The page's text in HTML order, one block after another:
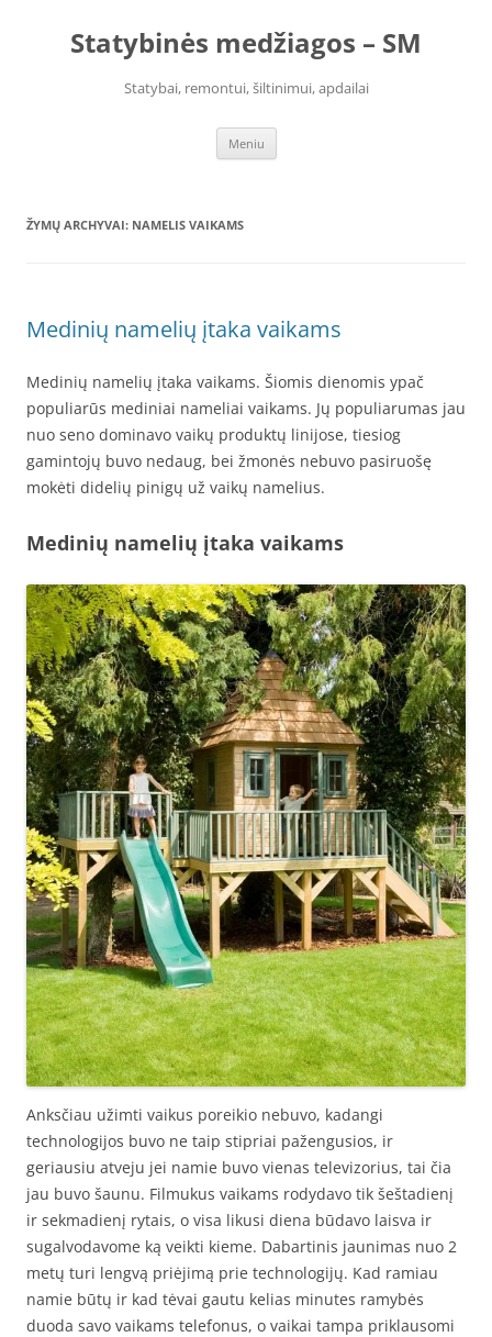
turinioStatybinės medžiagos – SM
Statybai, remontui, šiltinimui, apdailai
Meniu
ŽYMŲ ARCHYVAI: NAMELIS VAIKAMS
Medinių namelių įtaka vaikams
Medinių namelių įtaka vaikams. Šiomis dienomis ypač
populiarūs mediniai nameliai vaikams. Jų populiarumas jau
nuo seno dominavo vaikų produktų linijose, tiesiog
gamintojų buvo nedaug, bei žmonės nebuvo pasiruošę
mokėti didelių pinigų už vaikų namelius.
Medinių namelių įtaka vaikams
Anksčiau užimti vaikus poreikio nebuvo, kadangi
technologijos buvo ne taip stipriai pažengusios, ir
geriausiu atveju jei namie buvo vienas televizorius, tai čia
jau buvo šaunu. Filmukus vaikams rodydavo tik šeštadienį
ir sekmadienį rytais, o visa likusi diena būdavo laisva ir
sugalvodavome ką veikti kieme. Dabartinis jaunimas nuo 2
metų turi lengvą priėjimą prie technologijų. Kad ramiau
namie būtų ir kad tėvai gautu kelias minutes ramybės
duoda savo vaikams telefonus, o vaikai tampa priklausomi